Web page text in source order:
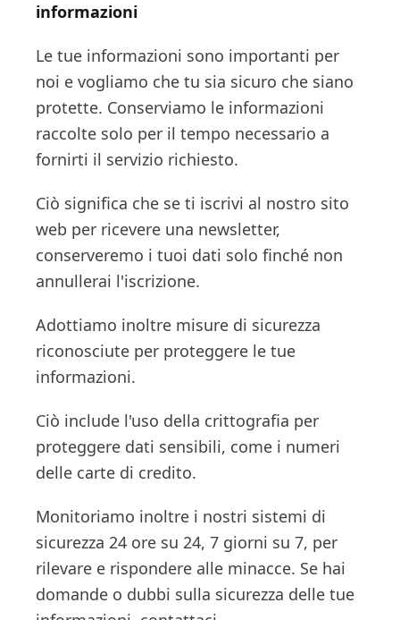
informazioni
Le tue informazioni sono importanti per
noi e vogliamo che tu sia sicuro che siano
protette. Conserviamo le informazioni
raccolte solo per il tempo necessario a
fornirti il servizio richiesto.
Ciò significa che se ti iscrivi al nostro sito
web per ricevere una newsletter,
conserveremo i tuoi dati solo finché non
annullerai l'iscrizione.
Adottiamo inoltre misure di sicurezza
riconosciute per proteggere le tue
informazioni.
Ciò include l'uso della crittografia per
proteggere dati sensibili, come i numeri
delle carte di credito.
Monitoriamo inoltre i nostri sistemi di
sicurezza 24 ore su 24, 7 giorni su 7, per
rilevare e rispondere alle minacce. Se hai
domande o dubbi sulla sicurezza delle tue